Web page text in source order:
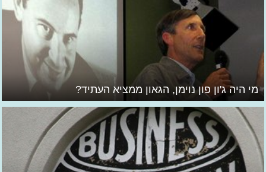
מי היה ג'ון פון נוימן, הגאון ממציא העתיד?